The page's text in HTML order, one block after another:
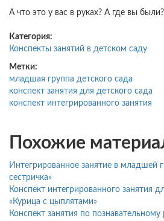
А что это у вас в руках? А где вы
Категория:
Конспекты занятий в детском саду
Метки:
младшая группа детского сада
конспект занятия для детского сада
конспект интегрированного занятия
Похожие
Интегрированное занятие в младшей
сестричка»
Конспект интегрированного занятия
«Курица с цыплятами»
Конспект занятия по